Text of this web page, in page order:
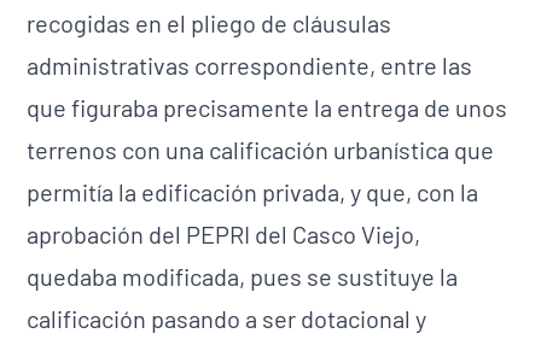
recogidas en el pliego de cláusulas
administrativas correspondiente, entre las
que figuraba precisamente la entrega de unos
terrenos con una calificación urbanística que
permitía la edificación privada, y que, con la
aprobación del PEPRI del Casco Viejo,
quedaba modificada, pues se sustituye la
calificación pasando a ser dotacional y